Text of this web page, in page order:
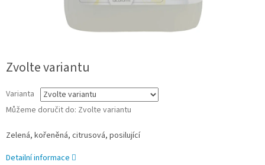
Zvolte variantu
Varianta
Můžeme doručit do: Zvolte variantu
Zelená, kořeněná, citrusová, posilující
Detailní informace